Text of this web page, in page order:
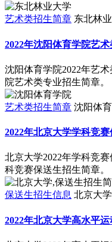
艺术类招生简章 东北林
2022年沈阳体育学院艺
沈阳体育学院2022年艺
院艺术类专业招生简章。
艺术类招生简章 沈阳体
2022年北京大学学科竞
北京大学2022年学科竞
科竞赛保送生招生简章。
保送生招生信息 北京大
2022年北京大学高水平